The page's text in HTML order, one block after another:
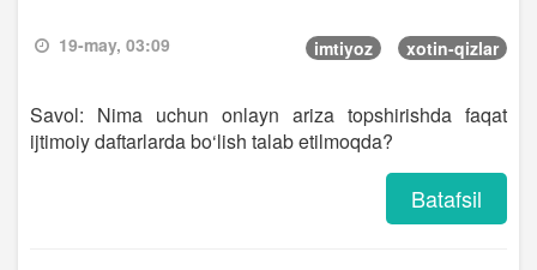
19-may, 03:09 imtiyoz xotin-qizlar
Savol: Nima uchun onlayn ariza topshirishda faqat
ijtimoiy daftarlarda bo‘lish talab etilmoqda?
Batafsil